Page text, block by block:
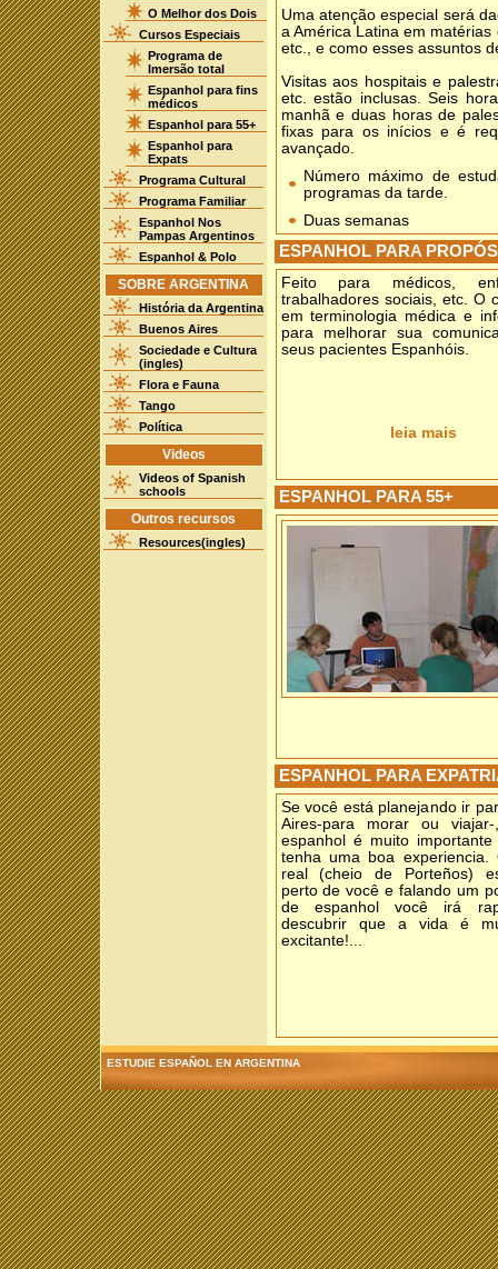
O Melhor dos Dois
Cursos Especiais
Programa de
Imersão total
Espanhol para fins
médicos
Espanhol para 55+
Espanhol para
Expats
Programa Cultural
Programa Familiar
Espanhol Nos
Pampas Argentinos
Espanhol & Polo
SOBRE ARGENTINA
História da Argentina
Buenos Aires
Sociedade e Cultura
(ingles)
Flora e Fauna
Tango
Política
Videos
Videos of Spanish
schools
Outros recursos
Resources(ingles)
Uma atenção especial será
a América Latina em
etc., e como esses assuntos
Visitas aos hospitais e
etc. estão inclusas. Seis
manhã e duas horas de
fixas para os inícios e é
avançado.
Número máximo de
programas da tarde.
Duas semanas
ESPANHOL PARA
Feito para médicos,
trabalhadores sociais, etc. O
em terminologia médica e
para melhorar sua
seus pacientes Espanhóis.
leia mais
ESPANHOL PARA 55+
ESPANHOL PARA
Se você está planejando ir
Aires-para morar ou
espanhol é muito
tenha uma boa experiencia.
real (cheio de Porteños)
perto de você e falando um
de espanhol você irá
descubrir que a vida é
excitante!...
ESTUDIE ESPAÑOL EN ARGENTINA